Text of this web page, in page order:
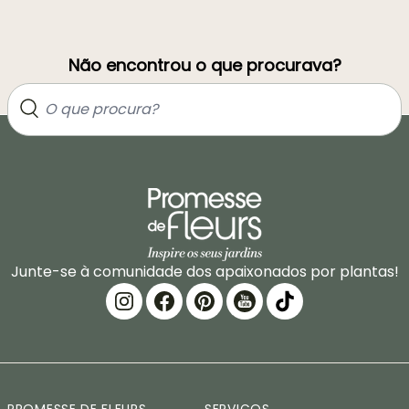
Não encontrou o que procurava?
Junte-se à comunidade dos apaixonados por plantas!